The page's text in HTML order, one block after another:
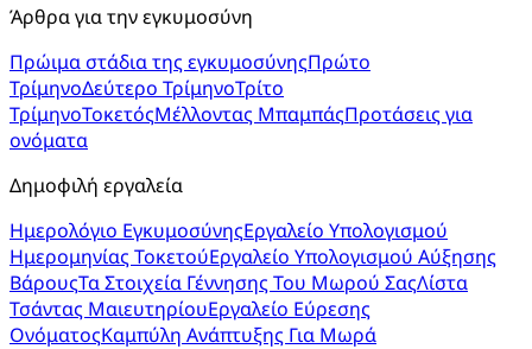
Άρθρα για την εγκυμοσύνη
Πρώιμα στάδια της εγκυμοσύνηςΠρώτο
ΤρίμηνοΔεύτερο ΤρίμηνοΤρίτο
ΤρίμηνοΤοκετόςΜέλλοντας ΜπαμπάςΠροτάσεις για
ονόματα
Δημοφιλή εργαλεία
Ημερολόγιο ΕγκυμοσύνηςΕργαλείο Υπολογισμού
Ημερομηνίας ΤοκετούΕργαλείο Υπολογισμού Αύξησης
ΒάρουςΤα Στοιχεία Γέννησης Του Μωρού ΣαςΛίστα
Τσάντας ΜαιευτηρίουΕργαλείο Εύρεσης
ΟνόματοςΚαμπύλη Ανάπτυξης Για Μωρά